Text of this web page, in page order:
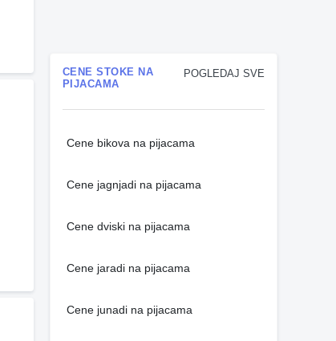
POGLEDAJ SVE
CENE STOKE NA
PIJACAMA
Cene bikova na pijacama
Cene jagnjadi na pijacama
Cene dviski na pijacama
Cene jaradi na pijacama
Cene junadi na pijacama